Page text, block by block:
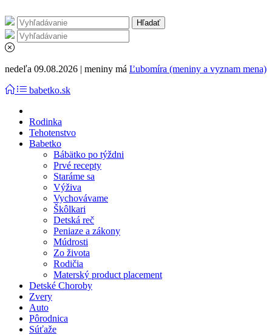
nedeľa 09.08.2026 | meniny má Ľubomíra (meniny a vyznam mena)
babetko.sk
Rodinka
Tehotenstvo
Babetko
Bábätko po týždni
Prvé recepty
Staráme sa
Výživa
Vychovávame
Škôlkari
Detská reč
Peniaze a zákony
Múdrosti
Zo života
Rodičia
Materský product placement
Detské Choroby
Zvery
Auto
Pôrodnica
Súťaže